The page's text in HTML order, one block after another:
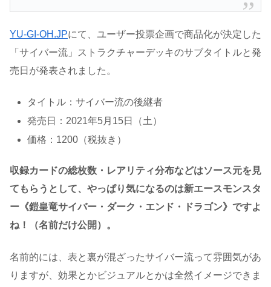
YU-GI-OH.JPにて、ユーザー投票企画で商品化が決定した
「サイバー流」ストラクチャーデッキのサブタイトルと発
売日が発表されました。
タイトル：サイバー流の後継者
発売日：2021年5月15日（土）
価格：1200（税抜き）
収録カードの総枚数・レアリティ分布などはソース元を見
てもらうとして、やっぱり気になるのは新エースモンスタ
ー《鎧皇竜サイバー・ダーク・エンド・ドラゴン》ですよ
ね！（名前だけ公開）。
名前的には、表と裏が混ざったサイバー流って雰囲気があ
りますが、効果とかビジュアルとかは全然イメージできま